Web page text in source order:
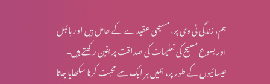
کیا مسیح کے اقوال اپنی اصل شکل میں ہیں؟
ہم، زندگی ٹی وی پر، مسیحی عقیدے کے حامل ہیں اور بائبل
اور یسوع مسیح کی تعلیمات کی صداقت پر یقین رکھتے ہیں۔
عیسائیوں کے طور پر، ہمیں ہر ایک سے محبت کرنا سکھایا جاتا